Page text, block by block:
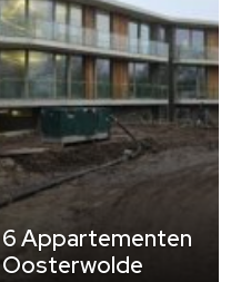
6 Appartementen
Oosterwolde